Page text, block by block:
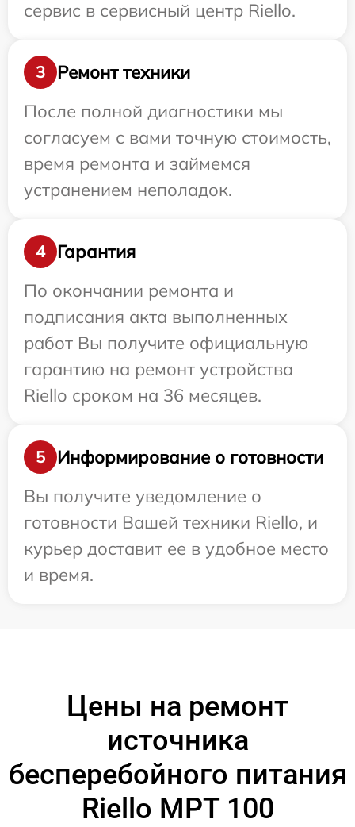
сервис в сервисный центр Riello.
3
Ремонт техники
После полной диагностики мы
согласуем с вами точную стоимость,
время ремонта и займемся
устранением неполадок.
4
Гарантия
По окончании ремонта и
подписания акта выполненных
работ Вы получите официальную
гарантию на ремонт устройства
Riello сроком на 36 месяцев.
5
Информирование о готовности
Вы получите уведомление о
готовности Вашей техники Riello, и
курьер доставит ее в удобное место
и время.
Цены на ремонт
источника
бесперебойного питания
Riello MPT 100